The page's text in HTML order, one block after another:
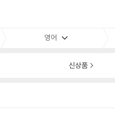
영어
신상품